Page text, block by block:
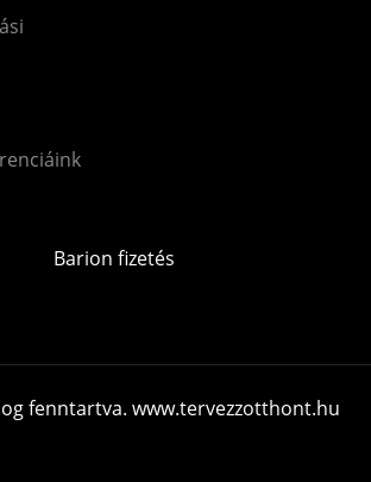
fenntartva. www.tervezzotthont.hu